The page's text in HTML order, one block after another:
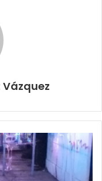
Vázquez